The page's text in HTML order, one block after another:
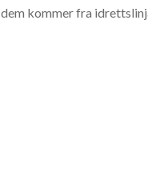
kommer fra